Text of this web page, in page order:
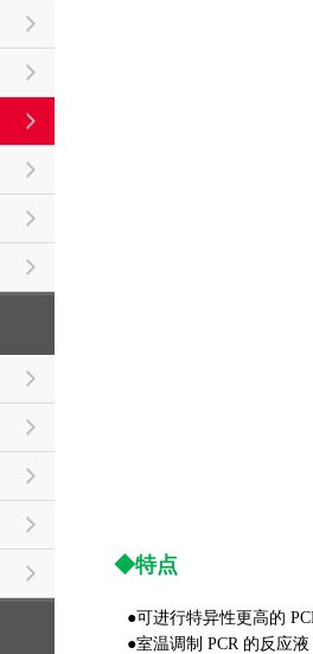
◆特点
●可进行特异性更高的
●室温调制 PCR 的反应液